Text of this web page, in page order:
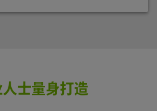
士量身打造